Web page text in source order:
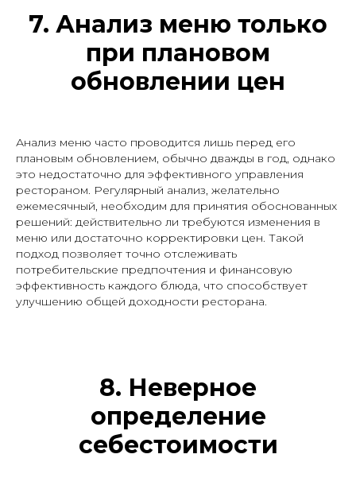
7. Анализ меню только
при плановом
обновлении цен
Анализ меню часто проводится лишь перед его
плановым обновлением, обычно дважды в год, однако
это недостаточно для эффективного управления
рестораном. Регулярный анализ, желательно
ежемесячный, необходим для принятия обоснованных
решений: действительно ли требуются изменения в
меню или достаточно корректировки цен. Такой
подход позволяет точно отслеживать
потребительские предпочтения и финансовую
эффективность каждого блюда, что способствует
улучшению общей доходности ресторана.
8. Неверное
определение
себестоимости